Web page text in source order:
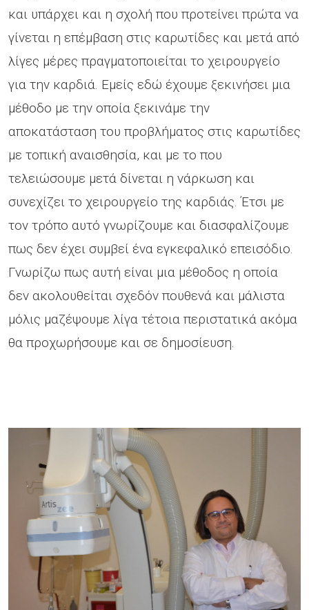
και υπάρχει και η σχολή που προτείνει πρώτα να
γίνεται η επέμβαση στις καρωτίδες και μετά από
λίγες μέρες πραγματοποιείται το χειρουργείο
για την καρδιά. Εμείς εδώ έχουμε ξεκινήσει μια
μέθοδο με την οποία ξεκινάμε την
αποκατάσταση του προβλήματος στις καρωτίδες
με τοπική αναισθησία, και με το που
τελειώσουμε μετά δίνεται η νάρκωση και
συνεχίζει το χειρουργείο της καρδιάς. Έτσι με
τον τρόπο αυτό γνωρίζουμε και διασφαλίζουμε
πως δεν έχει συμβεί ένα εγκεφαλικό επεισόδιο.
Γνωρίζω πως αυτή είναι μια μέθοδος η οποία
δεν ακολουθείται σχεδόν πουθενά και μάλιστα
μόλις μαζέψουμε λίγα τέτοια περιστατικά ακόμα
θα προχωρήσουμε και σε δημοσίευση.